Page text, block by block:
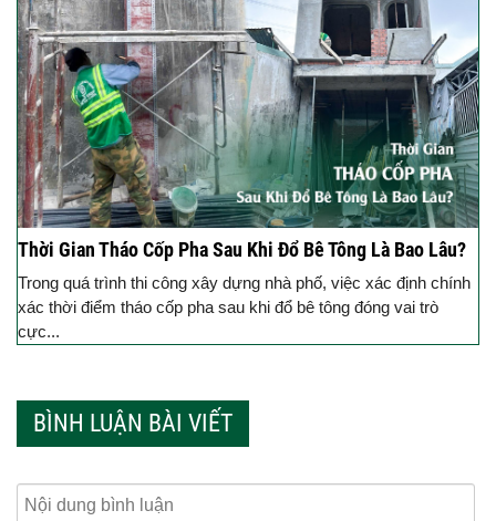
Thời Gian Tháo Cốp Pha Sau Khi Đổ Bê Tông Là Bao Lâu?
Trong quá trình thi công xây dựng nhà phố, việc xác định chính
xác thời điểm tháo cốp pha sau khi đổ bê tông đóng vai trò
cực...
BÌNH LUẬN BÀI VIẾT